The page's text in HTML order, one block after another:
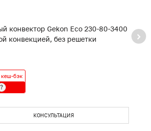
конвектор Gekon Eco 230-80-3400
конвекцией, без решетки
бэк
?
КОНСУЛЬТАЦИЯ
с